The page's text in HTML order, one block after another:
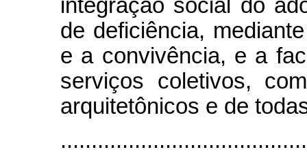
integração social do
de deficiência,
e a convivência, e a
serviços coletivos,
arquitetônicos e de